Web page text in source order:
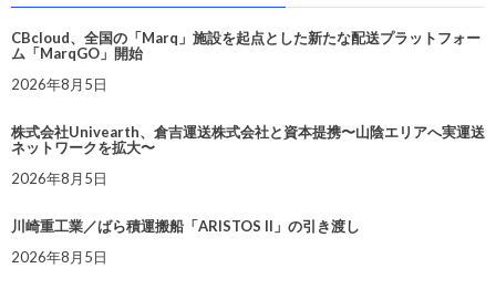
CBcloud、全国の「Marq」施設を起点とした新たな配送プラットフォー
ム「MarqGO」開始
2026年8月5日
株式会社Univearth、倉吉運送株式会社と資本提携〜山陰エリアへ実運送
ネットワークを拡大〜
2026年8月5日
川崎重工業／ばら積運搬船「ARISTOS II」の引き渡し
2026年8月5日